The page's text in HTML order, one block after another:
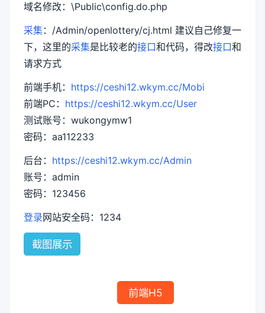
域名修改：\Public\config.do.php
采集：/Admin/openlottery/cj.html 建议自己修复一
下，这里的采集是比较老的接口和代码，得改接口和
请求方式
前端手机： https://ceshi12.wkym.cc/Mobi
前端PC： https://ceshi12.wkym.cc/User
测试账号：wukongymw1
密码：aa112233
后台： https://ceshi12.wkym.cc/Admin
账号：admin
密码：123456
登录网站安全码：1234
截图展示
前端H5